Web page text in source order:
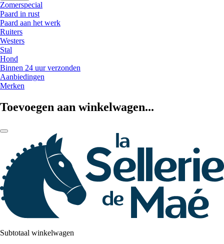
Zomerspecial
Paard in rust
Paard aan het werk
Ruiters
Westers
Stal
Hond
Binnen 24 uur verzonden
Aanbiedingen
Merken
Toevoegen aan winkelwagen...
Subtotaal winkelwagen